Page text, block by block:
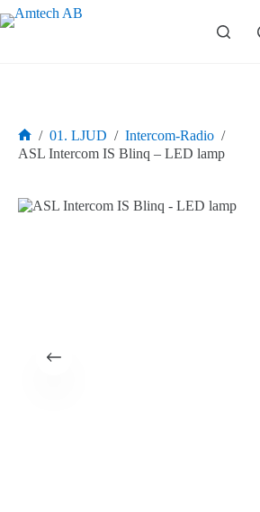
Hoppa
till
Hem
/ 01. LJUD / Intercom-Radio /
ASL Intercom IS Blinq – LED lamp